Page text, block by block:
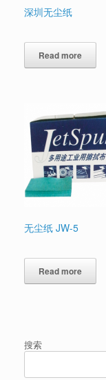
深圳无尘纸
Read more
无尘纸 JW-5
Read more
搜索